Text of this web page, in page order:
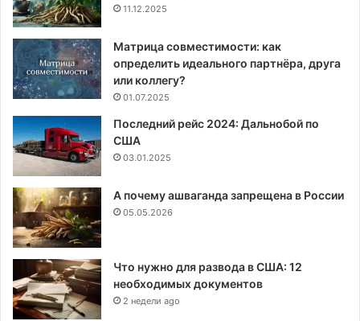
11.12.2025
Матрица совместимости: как
определить идеального партнёра, друга
или коллегу?
01.07.2025
Последний рейс 2024: Дальнобой по
США
03.01.2025
А почему ашваганда запрещена в России
05.05.2026
Что нужно для развода в США: 12
необходимых документов
2 недели ago